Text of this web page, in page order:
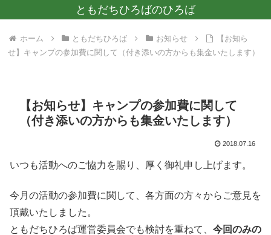
ともだちひろばのひろば
ホーム ともだちひろば お知らせ
【お知ら
せ】キャンプの参加費に関して（付き添いの方からも集金いたします）
【お知らせ】キャンプの参加費に関して
（付き添いの方からも集金いたします）
2018.07.16
いつも活動へのご協力を賜り、厚く御礼申し上げます。
今月の活動の参加費に関して、各方面の方々からご意見を
頂戴いたしました。
ともだちひろば運営委員会でも検討を重ねて、 今回のみの